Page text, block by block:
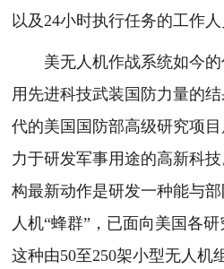
以及24小时执行任务的工作人
美无人机作战系统如今的
用先进科技武装国防力量的
代的美国国防部高级研究项
力于研发军事用途的高新科
构最新动作是研发一种能与
人机“蜂群”，已面向美国各研
这种由50至250架小型无人机